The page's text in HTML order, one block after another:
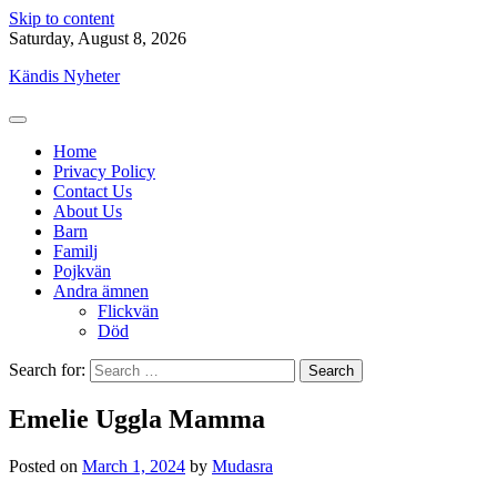
Skip to content
Saturday, August 8, 2026
Kändis Nyheter
Home
Privacy Policy
Contact Us
About Us
Barn
Familj
Pojkvän
Andra ämnen
Flickvän
Död
Search for:
Emelie Uggla Mamma
Posted on March 1, 2024 by Mudasra